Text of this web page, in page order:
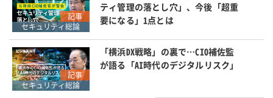
記事
セキュリティ総論
ティ管理の落とし穴」、今後「超重
要になる」1点とは
記事
セキュリティ総論
「横浜DX戦略」の裏で…CIO補佐監
が語る「AI時代のデジタルリスク」